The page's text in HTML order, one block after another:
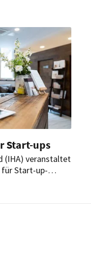
Start-ups
(IHA) veranstaltet
für Start-up-